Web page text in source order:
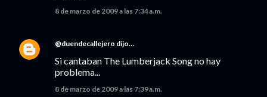
8 de marzo de 2009 a las 7:34 a.m.
@duendecallejero dijo…
Si cantaban The Lumberjack Song no hay
problema...
8 de marzo de 2009 a las 7:39 a.m.